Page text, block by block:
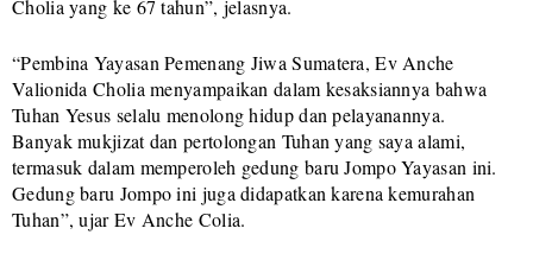
Cholia yang ke 67 tahun”, jelasnya.
“Pembina Yayasan Pemenang Jiwa Sumatera, Ev Anche
Valionida Cholia menyampaikan dalam kesaksiannya bahwa
Tuhan Yesus selalu menolong hidup dan pelayanannya.
Banyak mukjizat dan pertolongan Tuhan yang saya alami,
termasuk dalam memperoleh gedung baru Jompo Yayasan ini.
Gedung baru Jompo ini juga didapatkan karena kemurahan
Tuhan”, ujar Ev Anche Colia.